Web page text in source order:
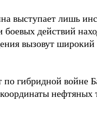
выступает лишь
действий
вызовут широкий
гибридной войне
нефтяных